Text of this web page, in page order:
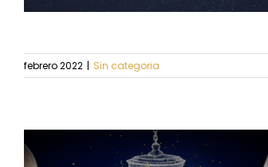
febrero 2022 | Sin categoria